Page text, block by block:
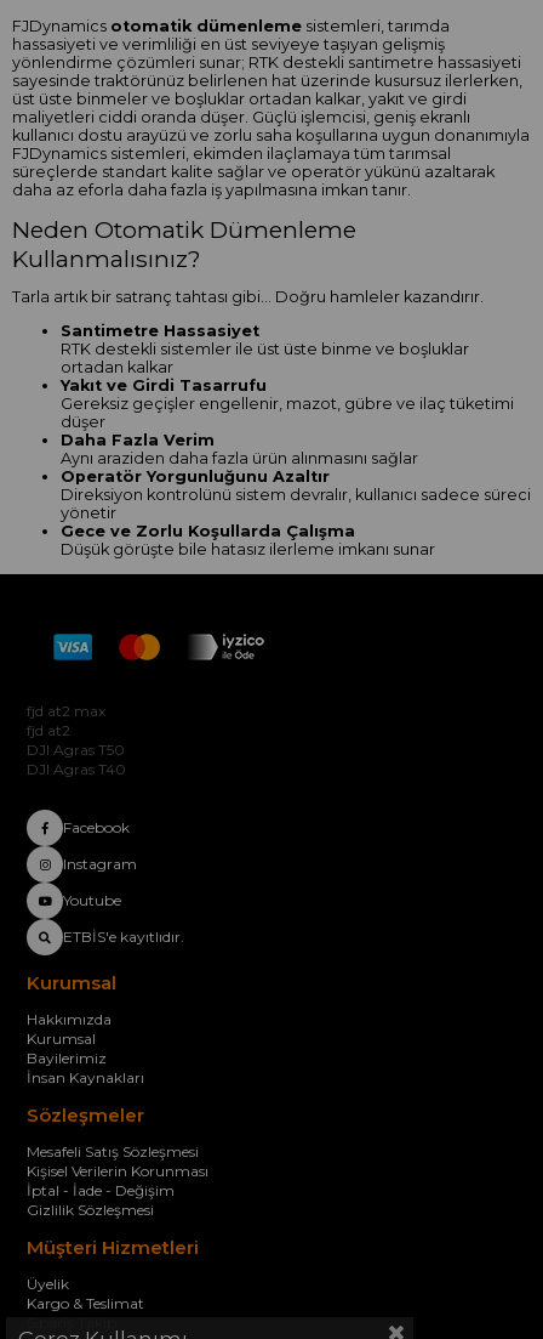
FJDynamics otomatik dümenleme sistemleri, tarımda
hassasiyeti ve verimliliği en üst seviyeye taşıyan gelişmiş
yönlendirme çözümleri sunar; RTK destekli santimetre hassasiyeti
sayesinde traktörünüz belirlenen hat üzerinde kusursuz ilerlerken,
üst üste binmeler ve boşluklar ortadan kalkar, yakıt ve girdi
maliyetleri ciddi oranda düşer. Güçlü işlemcisi, geniş ekranlı
kullanıcı dostu arayüzü ve zorlu saha koşullarına uygun donanımıyla
FJDynamics sistemleri, ekimden ilaçlamaya tüm tarımsal
süreçlerde standart kalite sağlar ve operatör yükünü azaltarak
daha az eforla daha fazla iş yapılmasına imkan tanır.
Neden Otomatik Dümenleme
Kullanmalısınız?
Tarla artık bir satranç tahtası gibi… Doğru hamleler kazandırır.
Santimetre Hassasiyet
RTK destekli sistemler ile üst üste binme ve boşluklar
ortadan kalkar
Yakıt ve Girdi Tasarrufu
Gereksiz geçişler engellenir, mazot, gübre ve ilaç tüketimi
düşer
Daha Fazla Verim
Aynı araziden daha fazla ürün alınmasını sağlar
Operatör Yorgunluğunu Azaltır
Direksiyon kontrolünü sistem devralır, kullanıcı sadece süreci
yönetir
Gece ve Zorlu Koşullarda Çalışma
Düşük görüşte bile hatasız ilerleme imkanı sunar
fjd at2 max
fjd at2
DJI Agras T50
DJI Agras T40
Facebook
Instagram
Youtube
ETBİS'e kayıtlıdır.
Kurumsal
Hakkımızda
Kurumsal
Bayilerimiz
İnsan Kaynakları
Sözleşmeler
Mesafeli Satış Sözleşmesi
Kişisel Verilerin Korunması
İptal - İade - Değişim
Gizlilik Sözleşmesi
Müşteri Hizmetleri
Üyelik
Kargo & Teslimat
Sipariş Takip